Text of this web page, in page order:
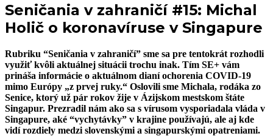
Seničania v zahraničí #15: Michal
Holič o koronavíruse v Singapure
Rubriku “Seničania v zahraničí” sme sa pre tentokrát rozhodli
využiť kvôli aktuálnej situácii trochu inak. Tím SE+ vám
prináša informácie o aktuálnom dianí ochorenia COVID-19
mimo Európy „z prvej ruky.“ Oslovili sme Michala, rodáka zo
Senice, ktorý už pár rokov žije v Ázijskom mestskom štáte
Singapur. Prezradil nám ako sa s vírusom vysporiadala vláda v
Singapure, aké “vychytávky” v krajine používajú, ale aj kde
vidí rozdiely medzi slovenskými a singapurskými opatreniami.